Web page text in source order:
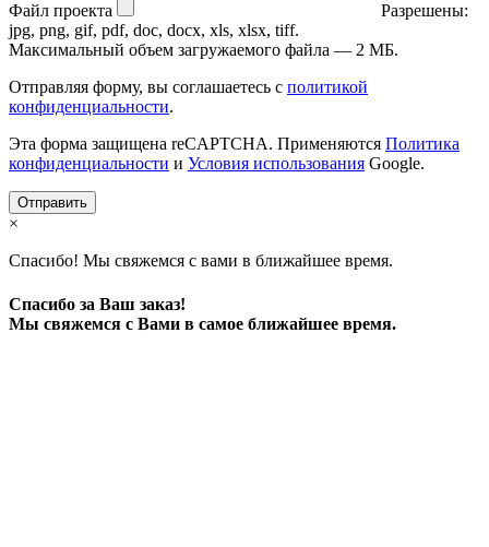
Файл проекта
Разрешены:
jpg, png, gif, pdf, doc, docx, xls, xlsx, tiff.
Максимальный объем загружаемого файла — 2 МБ.
Отправляя форму, вы соглашаетесь с политикой
конфиденциальности.
Эта форма защищена reCAPTCHA. Применяются Политика
конфиденциальности и Условия использования Google.
Отправить
×
Спасибо! Мы свяжемся с вами в ближайшее время.
Спасибо за Ваш заказ!
Мы свяжемся с Вами в самое ближайшее время.